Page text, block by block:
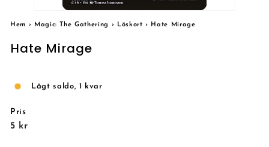
Hem › Magic: The Gathering › Löskort › Hate Mirage
Hate Mirage
Lågt saldo, 1 kvar
Pris
Reguljärt
5 kr5